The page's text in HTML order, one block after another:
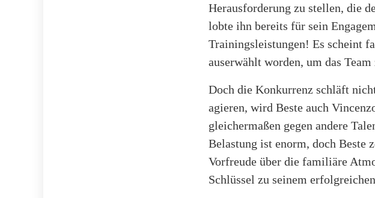
Herausforderung zu stellen, die
lobte ihn bereits für sein
Trainingsleistungen! Es scheint
auserwählt worden, um das
Doch die Konkurrenz schläft
agieren, wird Beste auch
gleichermaßen gegen andere
Belastung ist enorm, doch Beste
Vorfreude über die familiäre
Schlüssel zu seinem